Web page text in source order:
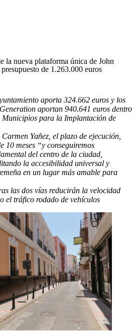
la nueva plataforma única de John
de 1.263.000 euros
aporta 324.662 euros y los
aportan 940.641 euros dentro
Municipios para la Implantación de
Yañez, el plazo de ejecución,
10 meses “y conseguiremos
del centro de la ciudad,
la accesibilidad universal y
en un lugar más amable para
las dos vías reducirán la velocidad
el tráfico rodado de vehículos